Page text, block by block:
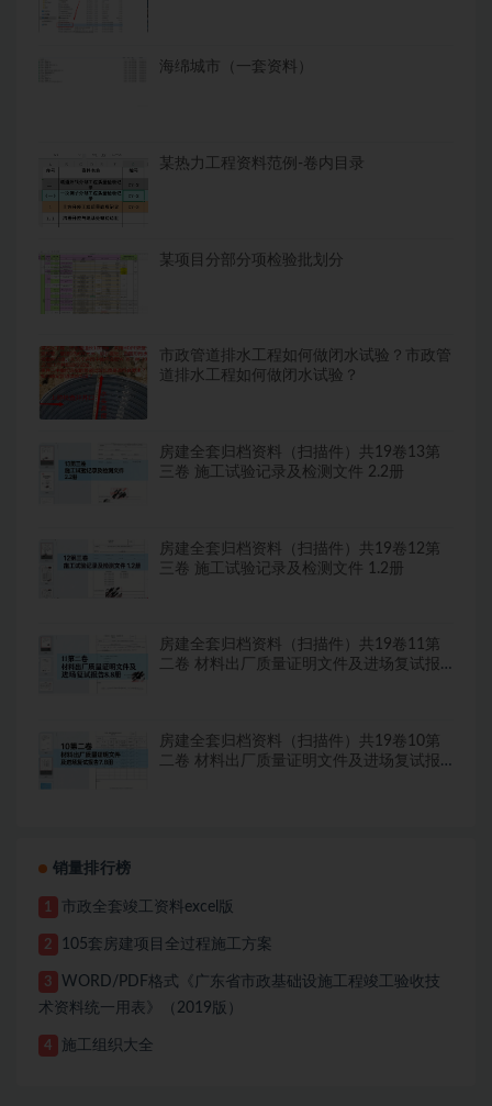
海绵城市（一套资料）
某热力工程资料范例-卷内目录
某项目分部分项检验批划分
市政管道排水工程如何做闭水试验？市政管
道排水工程如何做闭水试验？
房建全套归档资料（扫描件）共19卷13第
三卷 施工试验记录及检测文件 2.2册
房建全套归档资料（扫描件）共19卷12第
三卷 施工试验记录及检测文件 1.2册
房建全套归档资料（扫描件）共19卷11第
二卷 材料出厂质量证明文件及进场复试报
房建全套归档资料（扫描件）共19卷10第
二卷 材料出厂质量证明文件及进场复试报
销量排行榜
1 市政全套竣工资料excel版
2 105套房建项目全过程施工方案
3
WORD/PDF格式《广东省市政基础设施工程竣工验收技
术资料统一用表》（2019版）
4 施工组织大全